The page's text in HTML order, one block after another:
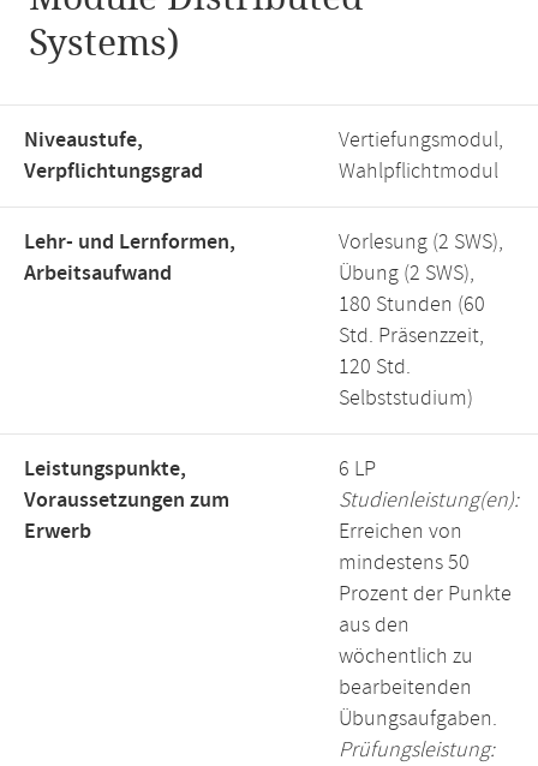
Systems)
Niveaustufe,
Verpflichtungsgrad
Vertiefungsmodul,
Wahlpflichtmodul
Lehr- und Lernformen,
Arbeitsaufwand
Vorlesung (2 SWS),
Übung (2 SWS),
180 Stunden (60
Std. Präsenzzeit,
120 Std.
Selbststudium)
Leistungspunkte,
Voraussetzungen zum
Erwerb
6 LP
Studienleistung(en):
Erreichen von
mindestens 50
Prozent der Punkte
aus den
wöchentlich zu
bearbeitenden
Übungsaufgaben.
Prüfungsleistung: